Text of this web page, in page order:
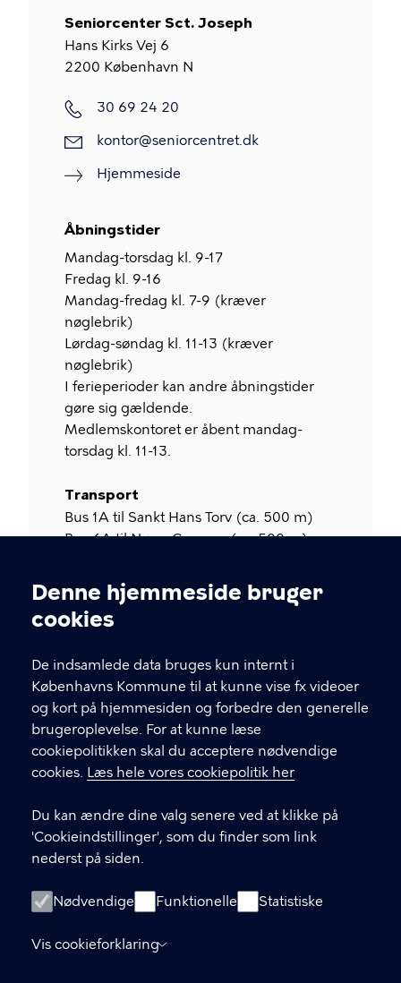
Cookieindstillinger
Denne hjemmeside bruger
cookies
De indsamlede data bruges kun internt i
Københavns Kommune til at kunne vise fx videoer
og kort på hjemmesiden og forbedre den generelle
brugeroplevelse. For at kunne læse
cookiepolitikken skal du acceptere nødvendige
cookies. Læs hele vores cookiepolitik her
Du kan ændre dine valg senere ved at klikke på
'Cookieindstillinger', som du finder som link
nederst på siden.
Nødvendige Funktionelle Statistiske
Vis cookieforklaring
Seniorcenter Sct. Joseph
Hans Kirks Vej 6
2200 København N
30 69 24 20
kontor@seniorcentret.dk
Hjemmeside
Åbningstider
Mandag-torsdag kl. 9-17
Fredag kl. 9-16
Mandag-fredag kl. 7-9 (kræver
nøglebrik)
Lørdag-søndag kl. 11-13 (kræver
nøglebrik)
I ferieperioder kan andre åbningstider
gøre sig gældende.
Medlemskontoret er åbent mandag-
torsdag kl. 11-13.
Transport
Bus 1A til Sankt Hans Torv (ca. 500 m)
Bus 6A til Nørre Campus (ca. 500 m)
Aktiv senior i København
Sundheds- og Omsorgsforvaltningen
Borups Allé 41, 2200 København N
Københavns Kommune